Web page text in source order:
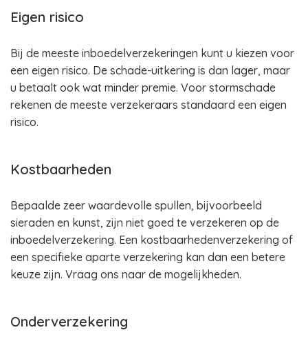
Eigen risico
Bij de meeste inboedelverzekeringen kunt u kiezen voor
een eigen risico. De schade-uitkering is dan lager, maar
u betaalt ook wat minder premie. Voor stormschade
rekenen de meeste verzekeraars standaard een eigen
risico.
Kostbaarheden
Bepaalde zeer waardevolle spullen, bijvoorbeeld
sieraden en kunst, zijn niet goed te verzekeren op de
inboedelverzekering. Een kostbaarhedenverzekering of
een specifieke aparte verzekering kan dan een betere
keuze zijn. Vraag ons naar de mogelijkheden.
Onderverzekering